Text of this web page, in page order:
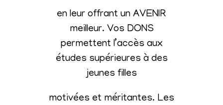
en leur offrant un AVENIR
meilleur. Vos DONS
permettent l’accès aux
études supérieures à des
jeunes filles
motivées et méritantes. Les